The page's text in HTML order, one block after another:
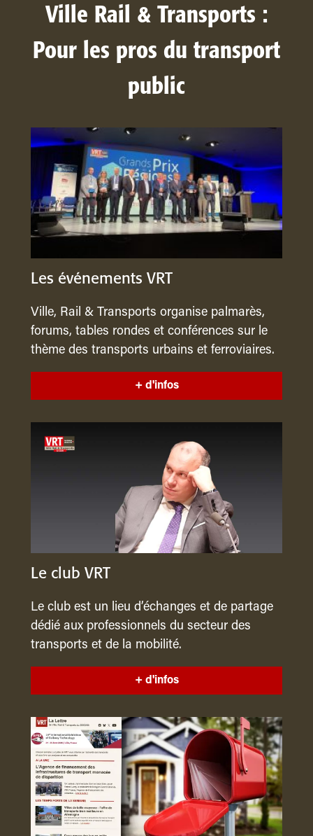
Ville Rail & Transports :
Pour les pros du transport
public
Les événements VRT
Ville, Rail & Transports organise palmarès,
forums, tables rondes et conférences sur le
thème des transports urbains et ferroviaires.
+ d'infos
Le club VRT
Le club est un lieu d’échanges et de partage
dédié aux professionnels du secteur des
transports et de la mobilité.
+ d'infos